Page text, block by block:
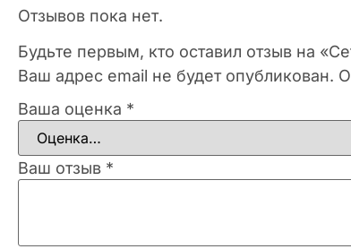
Отзывов пока нет.
Будьте первым, кто оставил отзыв на
Ваш адрес email не будет опубликован.
Ваша оценка *
Ваш отзыв *